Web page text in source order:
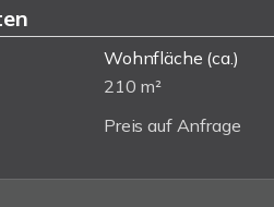
Wohnfläche (ca.)
210 m²
Preis auf Anfrage